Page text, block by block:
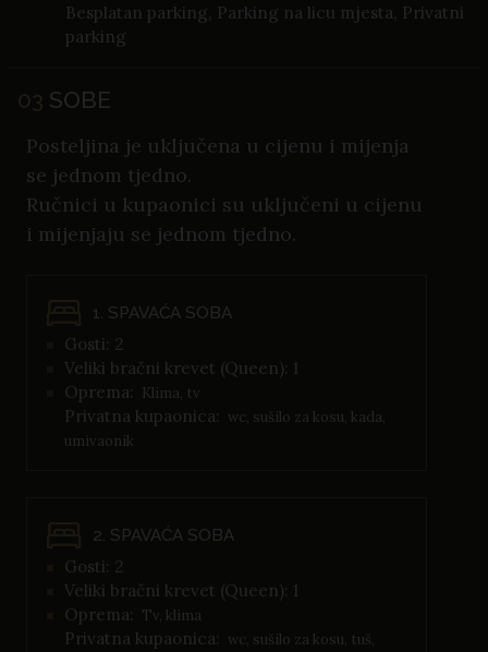
Besplatan parking, Parking na licu mjesta, Privatni
parking
03 SOBE
Posteljina je uključena u cijenu i mijenja
se jednom tjedno.
Ručnici u kupaonici su uključeni u cijenu
i mijenjaju se jednom tjedno.
1. SPAVAĆA SOBA
Gosti: 2
Veliki bračni krevet (Queen): 1
Oprema:
Klima, tv
Privatna kupaonica: wc, sušilo za kosu, kada,
umivaonik
2. SPAVAĆA SOBA
Gosti: 2
Veliki bračni krevet (Queen): 1
Oprema: Tv, klima
Privatna kupaonica: wc, sušilo za kosu, tuš,